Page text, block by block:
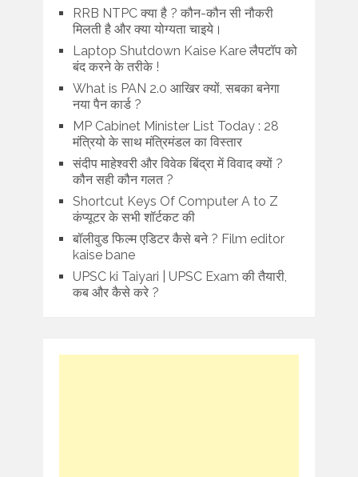
RRB NTPC क्या है ? कौन-कौन सी नौकरी
मिलती है और क्या योग्यता चाइये।
Laptop Shutdown Kaise Kare लैपटॉप को
बंद करने के तरीके !
What is PAN 2.0 आखिर क्यों, सबका बनेगा
नया पैन कार्ड ?
MP Cabinet Minister List Today : 28
मंत्रियो के साथ मंत्रिमंडल का विस्तार
संदीप माहेश्वरी और विवेक बिंद्रा में विवाद क्यों ?
कौन सही कौन गलत ?
Shortcut Keys Of Computer A to Z
कंप्यूटर के सभी शॉर्टकट की
बॉलीवुड फिल्म एडिटर कैसे बने ? Film editor
kaise bane
UPSC ki Taiyari | UPSC Exam की तैयारी,
कब और कैसे करे ?